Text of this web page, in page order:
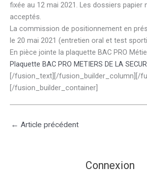
fixée au 12 mai 2021. Les dossiers papier
acceptés.
La commission de positionnement en
le 20 mai 2021 (entretien oral et test
En pièce jointe la plaquette BAC PRO
Plaquette BAC PRO METIERS DE LA
[/fusion_text][/fusion_builder_column][/
[/fusion_builder_container]
← Article précédent
Connexion